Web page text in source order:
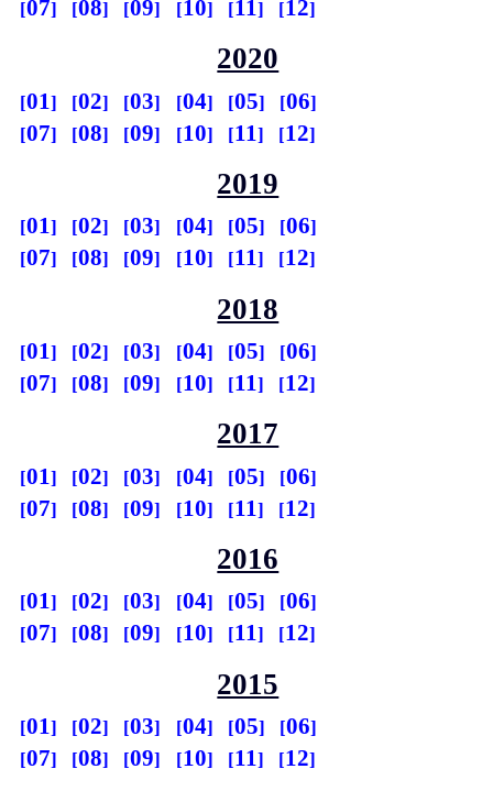
07 08 09 10 11 12
2020
01 02 03 04 05
06
07
08 09 10 11 12
2019
01 02 03 04 05
06
07
08 09 10 11 12
2018
01 02 03 04 05
06
07
08 09 10 11 12
2017
01 02 03 04 05
06
07
08 09 10 11 12
2016
01 02 03 04 05
06
07
08 09 10 11 12
2015
01 02 03 04 05
06
07
08 09 10 11 12